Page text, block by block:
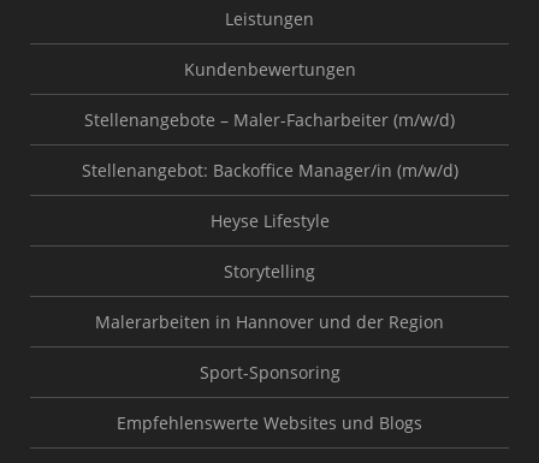
Leistungen
Kundenbewertungen
Stellenangebote – Maler-Facharbeiter (m/w/d)
Stellenangebot: Backoffice Manager/in (m/w/d)
Heyse Lifestyle
Storytelling
Malerarbeiten in Hannover und der Region
Sport-Sponsoring
Empfehlenswerte Websites und Blogs